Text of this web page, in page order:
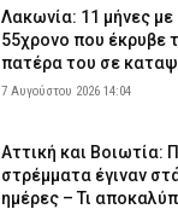
Λακωνία: 11 μήνες
55χρονο που έκρυβε
πατέρα του σε
7 Αυγούστου 2026 14:04
Αττική και Βοιωτία:
στρέμματα έγιναν
ημέρες – Τι